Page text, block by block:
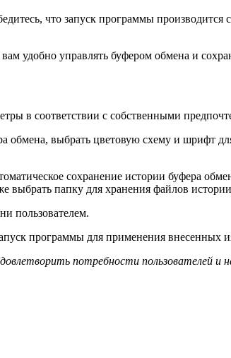
что запуск программы
удобно управлять буфером обмена и
в соответствии с собственными
обмена, выбрать цветовую схему и шрифт
сохранение истории буфера
выбрать папку для хранения файлов
пользователем.
программы для применения внесенных
потребности пользователей и